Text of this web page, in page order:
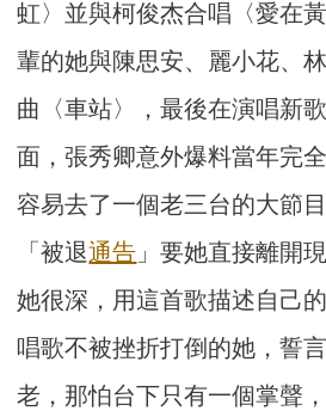
虹〉並與柯俊杰合唱〈愛在
輩的她與陳思安、麗小花、
曲〈車站〉，最後在演唱新
面，張秀卿意外爆料當年完
容易去了一個老三台的大節
「被退通告 」要她直接離開
她很深，用這首歌描述自己
唱歌不被挫折打倒的她，誓
老，那怕台下只有一個掌聲